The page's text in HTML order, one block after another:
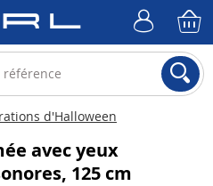
d'Halloween
avec yeux
125 cm